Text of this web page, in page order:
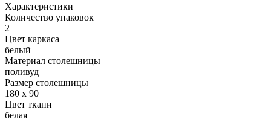
Характеристики
Количество упаковок
2
Цвет каркаса
белый
Материал столешницы
поливуд
Размер столешницы
180 x 90
Цвет ткани
белая